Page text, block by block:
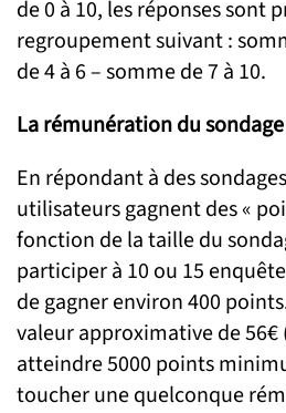
de 0 à 10, les réponses sont
regroupement suivant :
de 4 à 6 – somme de 7 à 10.
La rémunération du
En répondant à des
utilisateurs gagnent des «
fonction de la taille du
participer à 10 ou 15
de gagner environ 400
valeur approximative de 56€
atteindre 5000 points
toucher une quelconque